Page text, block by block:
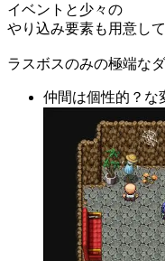
イベントと少々の
やり込み要素も用意して
ラスボスのみの極端な
仲間は個性的？